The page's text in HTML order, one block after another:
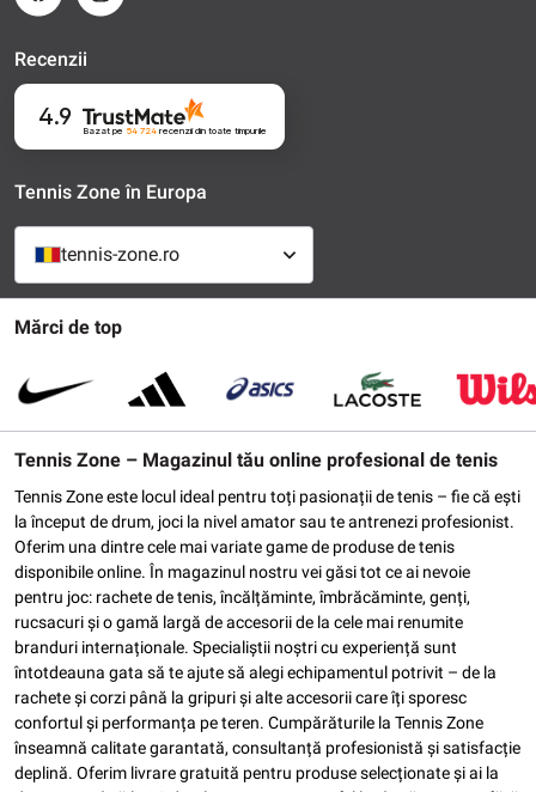
Mărci de top
Tennis Zone – Magazinul tău online profesional de tenis
Tennis Zone este locul ideal pentru toți pasionații de tenis – fie că ești
la început de drum, joci la nivel amator sau te antrenezi profesionist.
Oferim una dintre cele mai variate game de produse de tenis
disponibile online. În magazinul nostru vei găsi tot ce ai nevoie
pentru joc: rachete de tenis, încălțăminte, îmbrăcăminte, genți,
rucsacuri și o gamă largă de accesorii de la cele mai renumite
branduri internaționale. Specialiștii noștri cu experiență sunt
întotdeauna gata să te ajute să alegi echipamentul potrivit – de la
rachete și corzi până la gripuri și alte accesorii care îți sporesc
confortul și performanța pe teren. Cumpărăturile la Tennis Zone
înseamnă calitate garantată, consultanță profesionistă și satisfacție
deplină. Oferim livrare gratuită pentru produse selecționate și ai la
Recenzii
4.9
Bazat pe 54 724recenziidin toate timpurile
Tennis Zone în Europa
tennis-zone.ro